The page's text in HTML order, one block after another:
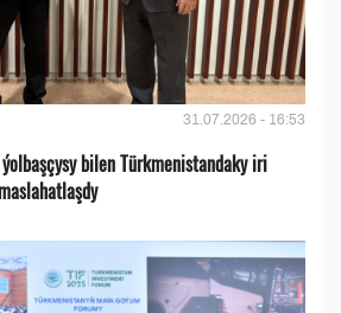
31.07.2026 - 16:53
bilen Türkmenistandaky iri